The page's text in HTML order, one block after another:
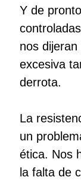
Y de
nos
excesiva
derrota.
La
un
ética. Nos
la falta de